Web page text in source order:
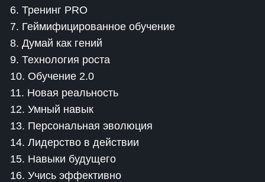
6. Тренинг PRO
7. Геймифицированное обучение
8. Думай как гений
9. Технология роста
10. Обучение 2.0
11. Новая реальность
12. Умный навык
13. Персональная эволюция
14. Лидерство в действии
15. Навыки будущего
16. Учись эффективно